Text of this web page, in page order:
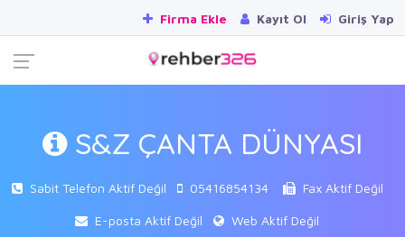
Firma Ekle Kayıt Ol Giriş Yap
S&Z ÇANTA DÜNYASI
Sabit Telefon Aktif Değil 05416854134 Fax Aktif Değil
E-posta Aktif Değil Web Aktif Değil